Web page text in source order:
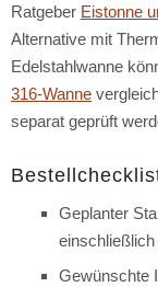
Ratgeber Eistonne
Alternative mit
Edelstahlwanne
316-Wanne
separat geprüft
Geplanter
Gewünschte